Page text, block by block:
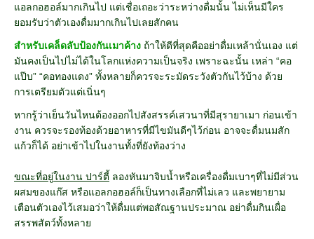
แอลกอฮอล์มากเกินไป แต่เชื่อเถอะว่าระหว่างดื่มนั้น ไม่เห็นมีใคร
ยอมรับว่าตัวเองดื่มมากเกินไปเลยสักคน
สำหรับเคล็ดลับป้องกันเมาค้าง ถ้าให้ดีที่สุดคืออย่าดื่มเหล้านั่นเอง แต่
มันคงเป็นไปไม่ได้ในโลกแห่งความเป็นจริง เพราะฉะนั้น เหล่า “คอ
แป๊บ” “คอทองแดง” ทั้งหลายก็ควรจะระมัดระวังตัวกันไว้บ้าง ด้วย
การเตรียมตัวแต่เนิ่นๆ
หากรู้ว่าเย็นวันไหนต้องออกไปสังสรรค์เสวนาที่มีสุรายาเมา ก่อนเข้า
งาน ควรจะรองท้องด้วยอาหารที่มีไขมันดีๆไว้ก่อน อาจจะดื่มนมสัก
แก้วก็ได้ อย่าเข้าไปในงานทั้งที่ยังท้องว่าง
ขณะที่อยู่ในงาน ปาร์ตี้ ลองหันมาจิบน้ำหรือเครื่องดื่มเบาๆที่ไม่มีส่วน
ผสมของแก๊ส หรือแอลกอฮอล์ก็เป็นทางเลือกที่ไม่เลว และพยายาม
เตือนตัวเองไว้เสมอว่าให้ดื่มแต่พอสัณฐานประมาณ อย่าดื่มกินเผื่อ
สรรพสัตว์ทั้งหลาย